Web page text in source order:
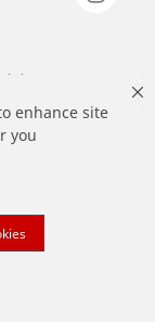
enhance site
you
다.